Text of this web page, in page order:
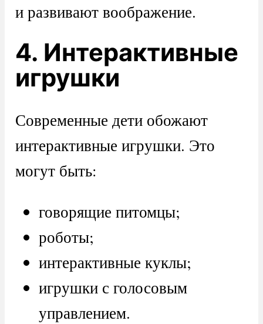
и развивают воображение.
4. Интерактивные
игрушки
Современные дети обожают
интерактивные игрушки. Это
могут быть:
говорящие питомцы;
роботы;
интерактивные куклы;
игрушки с голосовым
управлением.